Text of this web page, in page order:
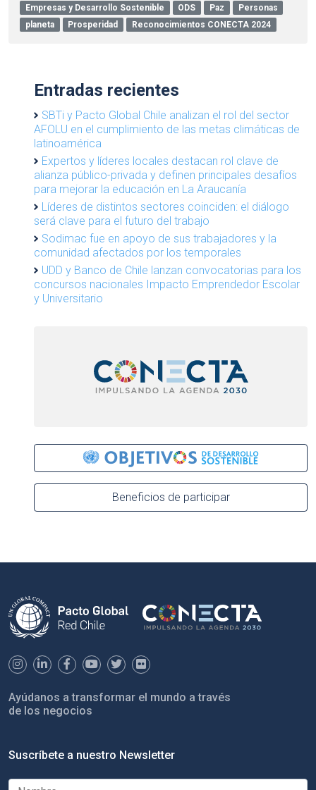
Empresas y Desarrollo Sostenible
ODS Paz
Personas
planeta
Prosperidad Reconocimientos CONECTA 2024
Entradas recientes
SBTi y Pacto Global Chile analizan el rol del sector
AFOLU en el cumplimiento de las metas climáticas de
latinoamérica
Expertos y líderes locales destacan rol clave de
alianza público-privada y definen principales desafíos
para mejorar la educación en La Araucanía
Líderes de distintos sectores coinciden: el diálogo
será clave para el futuro del trabajo
Sodimac fue en apoyo de sus trabajadores y la
comunidad afectados por los temporales
UDD y Banco de Chile lanzan convocatorias para los
concursos nacionales Impacto Emprendedor Escolar
y Universitario
Beneficios de participar
Ayúdanos a transformar el mundo a través
de los negocios
Suscríbete a nuestro Newsletter